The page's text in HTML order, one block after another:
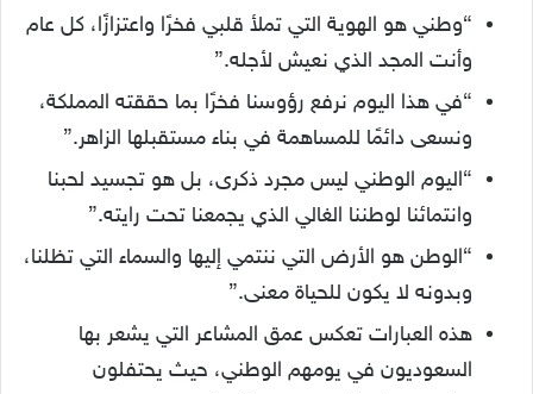
“وطني هو الهوية التي تملأ قلبي فخرًا واعتزازًا، كل عام
وأنت المجد الذي نعيش لأجله.”
“في هذا اليوم نرفع رؤوسنا فخرًا بما حققته المملكة،
ونسعى دائمًا للمساهمة في بناء مستقبلها الزاهر.”
“اليوم الوطني ليس مجرد ذكرى، بل هو تجسيد لحبنا
وانتمائنا لوطننا الغالي الذي يجمعنا تحت رايته.”
“الوطن هو الأرض التي ننتمي إليها والسماء التي تظلنا،
وبدونه لا يكون للحياة معنى.”
هذه العبارات تعكس عمق المشاعر التي يشعر بها
السعوديون في يومهم الوطني، حيث يحتفلون